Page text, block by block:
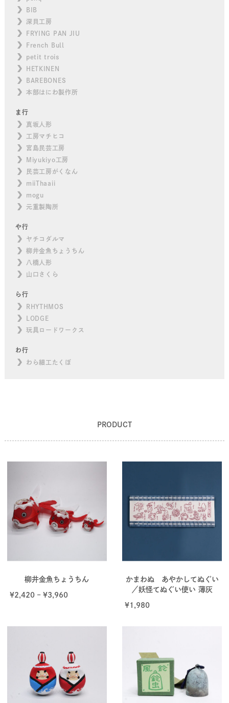
BIB
深貝工房
FRYING PAN JIU
French Bull
petit trois
HETKINEN
BAREBONES
本部はにわ製作所
ま行
真坂人形
工房マチヒコ
宮島民芸工房
Miyukiyo工房
民芸工房がくなん
miiThaaii
mogu
元重製陶所
や行
ヤチコダルマ
柳井金魚ちょうちん
八橋人形
山口さくら
ら行
RHYTHMOS
LODGE
玩具ロードワークス
わ行
わら細工たくぼ
PRODUCT
柳井金魚ちょうちん
¥2,420– ¥3,960
かまわぬ あやかしてぬぐい
／妖怪てぬぐい使い 薄灰
¥1,980